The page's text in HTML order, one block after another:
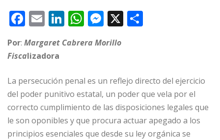
F
a
c
e
b
o
o
k
E
ai
l
Li
n
k
dI
n
W
at
A
p
p
M
e
ss
n
g
e
r
X
ar
ti
r
Por: Margaret Cabrera Morillo
Fiscalizadora
La persecución penal es un reflejo directo del ejercicio
del poder punitivo estatal, un poder que vela por el
correcto cumplimiento de las disposiciones legales que
le son oponibles y que procura actuar apegado a los
principios esenciales que desde su ley orgánica se